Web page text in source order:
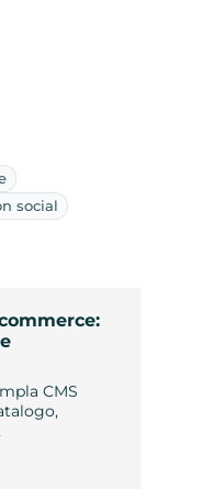
social
CMS